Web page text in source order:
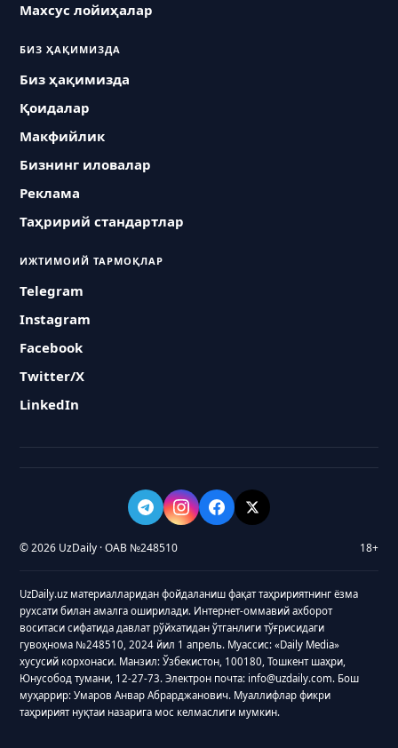
Махсус лойиҳалар
БИЗ ҲАҚИМИЗДА
Биз ҳақимизда
Қоидалар
Макфийлик
Бизнинг иловалар
Реклама
Таҳририй стандартлар
ИЖТИМОИЙ ТАРМОҚЛАР
Telegram
Instagram
Facebook
Twitter/X
LinkedIn
© 2026 UzDaily · ОАВ №248510 18+
UzDaily.uz материалларидан фойдаланиш фақат таҳририятнинг ёзма
рухсати билан амалга оширилади. Интернет-оммавий ахборот
воситаси сифатида давлат рўйхатидан ўтганлиги тўғрисидаги
гувоҳнома №248510, 2024 йил 1 апрель. Муассис: «Daily Media»
хусусий корхонаси. Манзил: Ўзбекистон, 100180, Тошкент шаҳри,
Юнусобод тумани, 12-27-73. Электрон почта: info@uzdaily.com. Бош
муҳаррир: Умаров Анвар Абрарджанович. Муаллифлар фикри
таҳририят нуқтаи назарига мос келмаслиги мумкин.